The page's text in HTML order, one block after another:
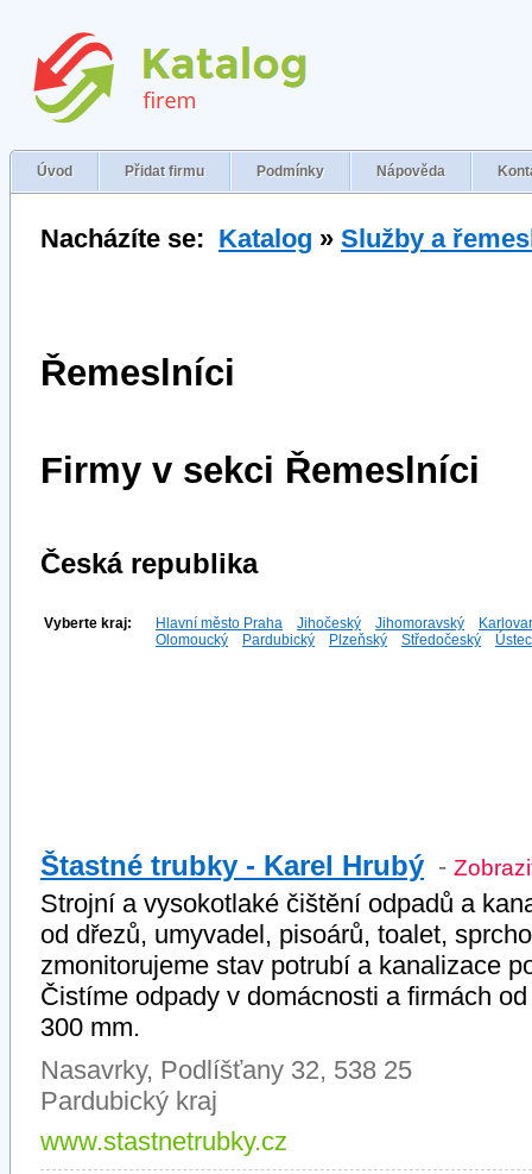
Úvod Přidat firmu Podmínky Nápověda
Nacházíte se: Katalog » Služby a
Řemeslníci
Firmy v sekci Řemeslníci
Česká republika
Vyberte kraj: Hlavní město Praha Jihočeský Jihomoravský
Olomoucký
Pardubický Plzeňský Středočeský
Štastné trubky - Karel Hrubý -
Strojní a vysokotlaké čištění odpadů a
od dřezů, umyvadel, pisoárů, toalet,
zmonitorujeme stav potrubí a kanalizace
Čistíme odpady v domácnosti a firmách
300 mm.
Nasavrky, Podlíšťany 32, 538 25
Pardubický kraj
www.stastnetrubky.cz